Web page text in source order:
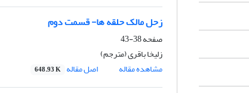
زحل مالک حلقه ها- قسمت دوم
صفحه38-43
زلیخا باقری (مترجم)
مشاهده مقاله
اصل مقاله 648.93 K